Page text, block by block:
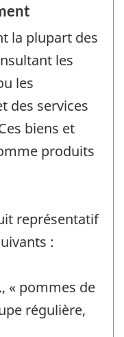
la plupart des
les
les
des services
biens et
produits
représentatif
:
« pommes de
régulière,